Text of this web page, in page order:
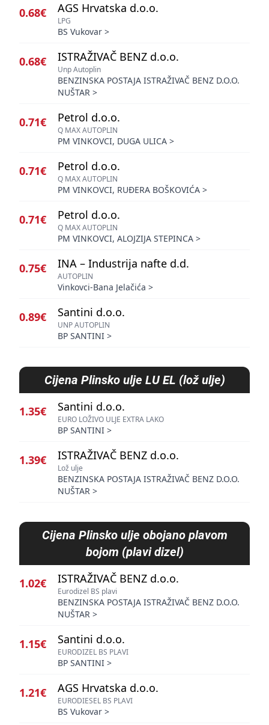
0.68€ AGS Hrvatska d.o.o.
LPG
BS Vukovar >
0.68€ ISTRAŽIVAČ BENZ d.o.o.
Unp Autoplin
BENZINSKA POSTAJA ISTRAŽIVAČ BENZ D.O.O.
NUŠTAR >
0.71€ Petrol d.o.o.
Q MAX AUTOPLIN
PM VINKOVCI, DUGA ULICA >
0.71€ Petrol d.o.o.
Q MAX AUTOPLIN
PM VINKOVCI, RUĐERA BOŠKOVIĆA >
0.71€ Petrol d.o.o.
Q MAX AUTOPLIN
PM VINKOVCI, ALOJZIJA STEPINCA >
0.75€ INA – Industrija nafte d.d.
AUTOPLIN
Vinkovci-Bana Jelačića >
0.89€ Santini d.o.o.
UNP AUTOPLIN
BP SANTINI >
Cijena Plinsko ulje LU EL (lož ulje)
1.35€ Santini d.o.o.
EURO LOŽIVO ULJE EXTRA LAKO
BP SANTINI >
1.39€ ISTRAŽIVAČ BENZ d.o.o.
Lož ulje
BENZINSKA POSTAJA ISTRAŽIVAČ BENZ D.O.O.
NUŠTAR >
Cijena Plinsko ulje obojano plavom
bojom (plavi dizel)
1.02€ ISTRAŽIVAČ BENZ d.o.o.
Eurodizel BS plavi
BENZINSKA POSTAJA ISTRAŽIVAČ BENZ D.O.O.
NUŠTAR >
1.15€ Santini d.o.o.
EURODIZEL BS PLAVI
BP SANTINI >
1.21€ AGS Hrvatska d.o.o.
EURODIESEL BS PLAVI
BS Vukovar >